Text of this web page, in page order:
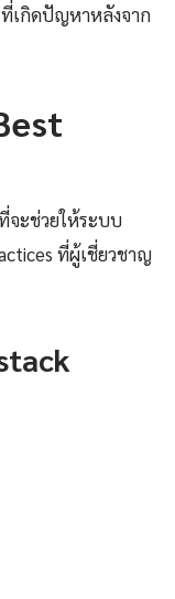
เกิดปัญหาหลังจาก
จะช่วยให้ระบบ
ที่ผู้เชี่ยวชาญ